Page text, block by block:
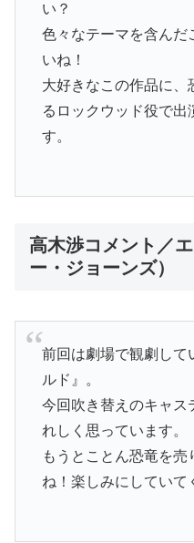
い？
色々なテーマを含んだ
いね！
大好きなこの作品に、
るロックウッド役で
す。
高木渉コメント／
ー・ジョーンズ）
前回は劇場で観劇して
ルド』。
今回吹き替えのキャス
れしく思っています。
もうとことん恐竜を売
ね！楽しみにしていて